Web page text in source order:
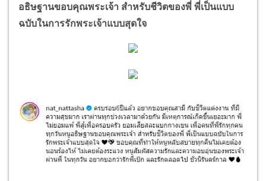
อธิษฐานขอบคุณพระเจ้า สำหรับชีวิตของพี่ พี่เป็นแบบ
ฉบับในการรักพระเจ้าแบบสุดใจ